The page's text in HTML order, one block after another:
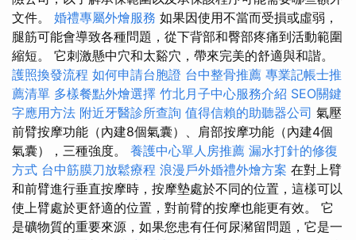
文件。 婚禮專屬外燴服務 如果因使用不當而受損或虛弱，
腿筋可能會導致各種問題，從下背部和臀部疼痛到活動範圍
縮短。 它刺激懸中穴和太谿穴，帶來完美的舒適與和諧。
護照換發流程 如何申請台胞證 台中整骨推薦 專業記帳士推
薦清單 多樣餐點外燴選擇 竹北月子中心服務介紹 SEO關鍵
字應用方法 附近牙醫診所查詢 值得信賴的助聽器公司 氣壓
前臂按摩功能（內建8個氣囊）、肩部按摩功能（內建4個
氣囊），三種強度。 養護中心單人房推薦 漏水打針的修復
方式 台中筋膜刀放鬆療程 浪漫戶外婚禮外燴方案 在對上臂
和前臂進行垂直按摩時，按摩墊處於不同的位置，這樣可以
使上臂處於更舒適的位置，對前臂的按摩也能更有效。 它
是礦物質的重要來源，如果您患有任何尿瀦留問題，它是一